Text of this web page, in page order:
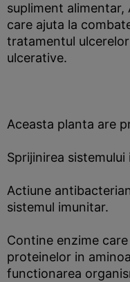
supliment alimentar,
care ajuta la
tratamentul
ulcerative.
Aceasta planta are
Sprijinirea
Actiune
sistemul imunitar.
Contine enzime
proteinelor in
functionarea